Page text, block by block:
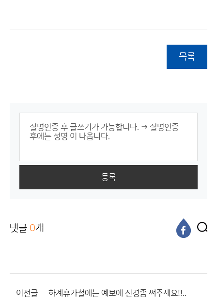
목록
등록
댓글 0개
이전글 하계휴가철에는 예보에 신경좀 써주세요!!..